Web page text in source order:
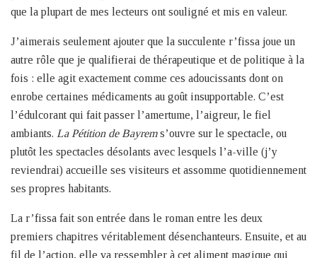
que la plupart de mes lecteurs ont souligné et mis en valeur.
J’aimerais seulement ajouter que la succulente r’fissa joue un
autre rôle que je qualifierai de thérapeutique et de politique à la
fois : elle agit exactement comme ces adoucissants dont on
enrobe certaines médicaments au goût insupportable. C’est
l’édulcorant qui fait passer l’amertume, l’aigreur, le fiel
ambiants. La Pétition de Bayrems’ouvre sur le spectacle, ou
plutôt les spectacles désolants avec lesquels l’a-ville (j’y
reviendrai) accueille ses visiteurs et assomme quotidiennement
ses propres habitants.
La r’fissa fait son entrée dans le roman entre les deux
premiers chapitres véritablement désenchanteurs. Ensuite, et au
fil de l’action, elle va ressembler à cet aliment magique qui